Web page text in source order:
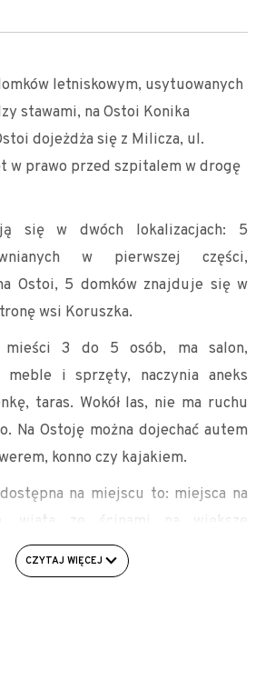
letniskowym, usytuowanych
stawami, na Ostoi Konika
dojeżdża się z Milicza, ul.
w prawo przed szpitalem w drogę
się w dwóch lokalizacjach: 5
w pierwszej części,
Ostoi, 5 domków znajduje się w
wsi Koruszka.
mieści 3 do 5 osób, ma salon,
meble i sprzęty, naczynia aneks
taras. Wokół las, nie ma ruchu
Na Ostoję można dojechać autem
konno czy kajakiem.
na miejscu to: miejsca na
wiata ze ścinami na większe
działa smażalnia ryb.
CZYTAJ WIĘCEJ